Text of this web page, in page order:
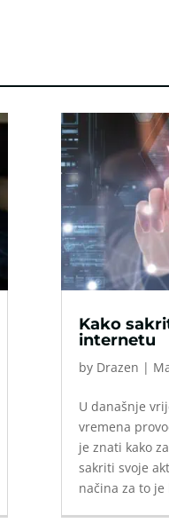
Kako
internetu
by Drazen |
U današnje
vremena
je znati kako
sakriti svoje
načina za to